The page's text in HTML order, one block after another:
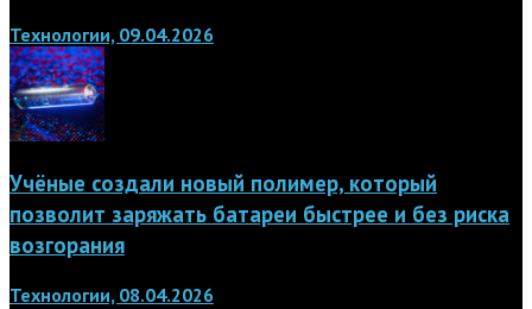
Технологии, 09.04.2026
Учёные создали новый полимер, который
позволит заряжать батареи быстрее и без риска
возгорания
Технологии, 08.04.2026